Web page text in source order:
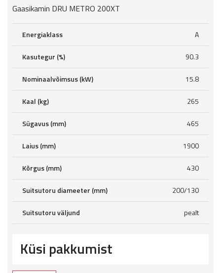
Gaasikamin DRU METRO 200XT
Energiaklass A
Kasutegur (%) 90.3
Nominaalvõimsus (kW) 15.8
Kaal (kg) 265
Sügavus (mm) 465
Laius (mm) 1900
Kõrgus (mm) 430
Suitsutoru diameeter (mm) 200/130
Suitsutoru väljund pealt
Küsi pakkumist